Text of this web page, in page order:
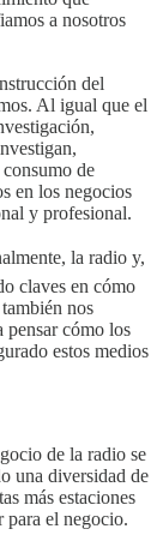
a nosotros
del
Al igual que el
de
en los negocios
y profesional.
la radio y,
claves en cómo
nos
pensar cómo los
estos medios
de la radio se
una diversidad de
más estaciones
el negocio.